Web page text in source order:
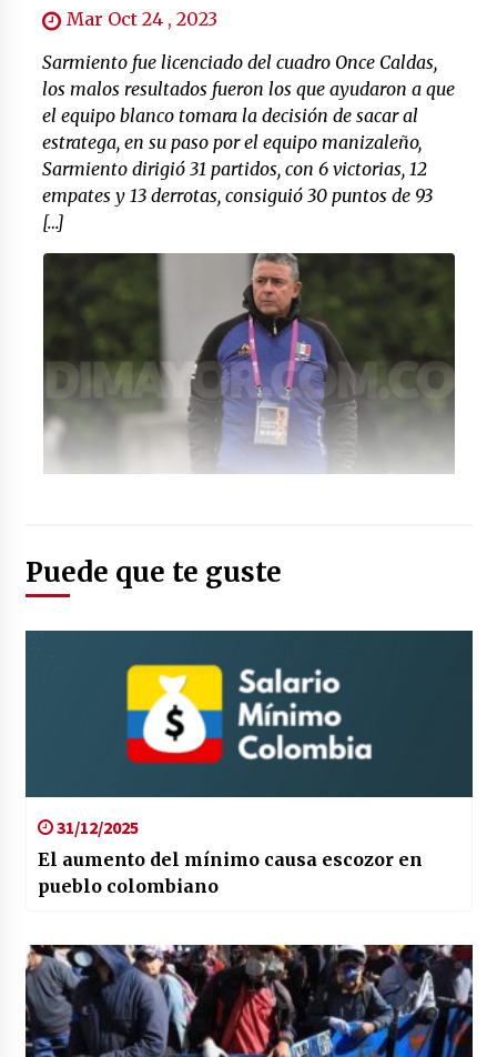
Mar Oct 24 , 2023
Sarmiento fue licenciado del cuadro Once Caldas,
los malos resultados fueron los que ayudaron a que
el equipo blanco tomara la decisión de sacar al
estratega, en su paso por el equipo manizaleño,
Sarmiento dirigió 31 partidos, con 6 victorias, 12
empates y 13 derrotas, consiguió 30 puntos de 93
[…]
Puede que te guste
31/12/2025
El aumento del mínimo causa escozor en
pueblo colombiano